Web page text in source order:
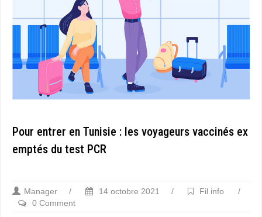
Pour entrer en Tunisie : les voyageurs vaccinés ex
emptés du test PCR
Manager / 14 octobre 2021 / Fil info
/
0 Comment